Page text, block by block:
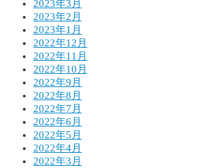
2023年3月
2023年2月
2023年1月
2022年12月
2022年11月
2022年10月
2022年9月
2022年8月
2022年7月
2022年6月
2022年5月
2022年4月
2022年3月